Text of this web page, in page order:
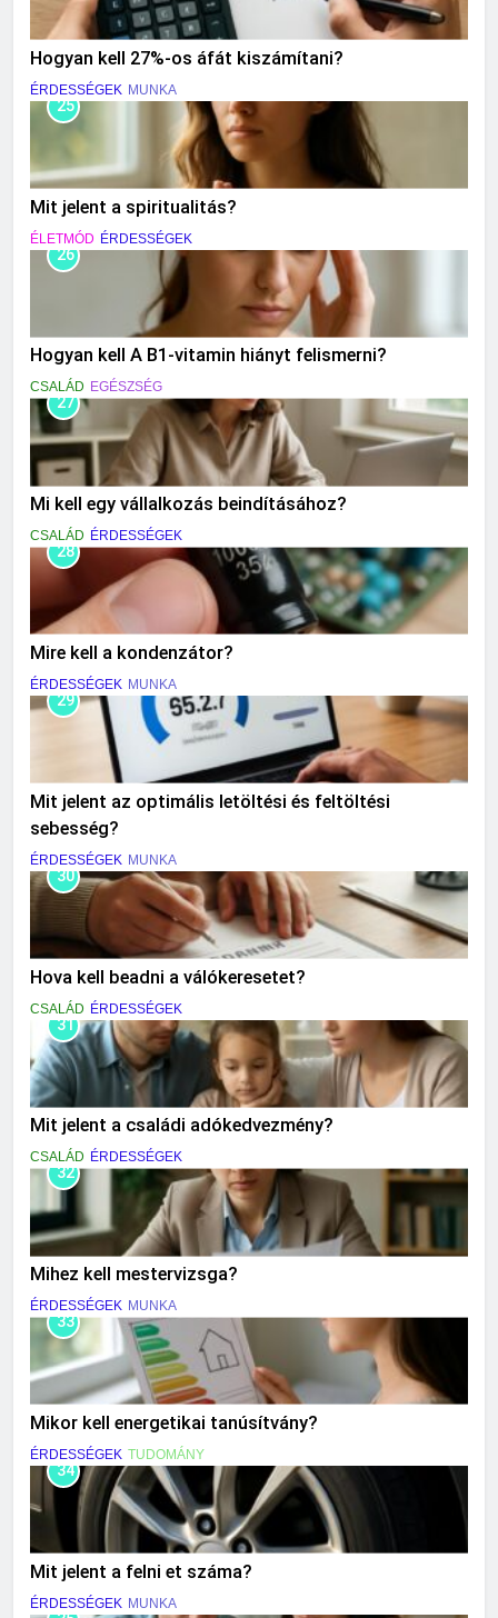
Hogyan kell 27%-os áfát kiszámítani?
ÉRDESSÉGEK MUNKA
25
Mit jelent a spiritualitás?
ÉLETMÓD ÉRDESSÉGEK
26
Hogyan kell A B1-vitamin hiányt felismerni?
CSALÁD EGÉSZSÉG
27
Mi kell egy vállalkozás beindításához?
CSALÁD ÉRDESSÉGEK
28
Mire kell a kondenzátor?
ÉRDESSÉGEK MUNKA
29
Mit jelent az optimális letöltési és feltöltési
sebesség?
ÉRDESSÉGEK MUNKA
30
Hova kell beadni a válókeresetet?
CSALÁD ÉRDESSÉGEK
31
Mit jelent a családi adókedvezmény?
CSALÁD ÉRDESSÉGEK
32
Mihez kell mestervizsga?
ÉRDESSÉGEK MUNKA
33
Mikor kell energetikai tanúsítvány?
ÉRDESSÉGEK TUDOMÁNY
34
Mit jelent a felni et száma?
ÉRDESSÉGEK MUNKA